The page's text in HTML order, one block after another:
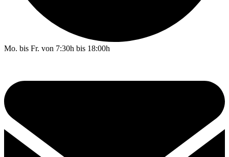
Mo. bis Fr. von 7:30h bis 18:00h